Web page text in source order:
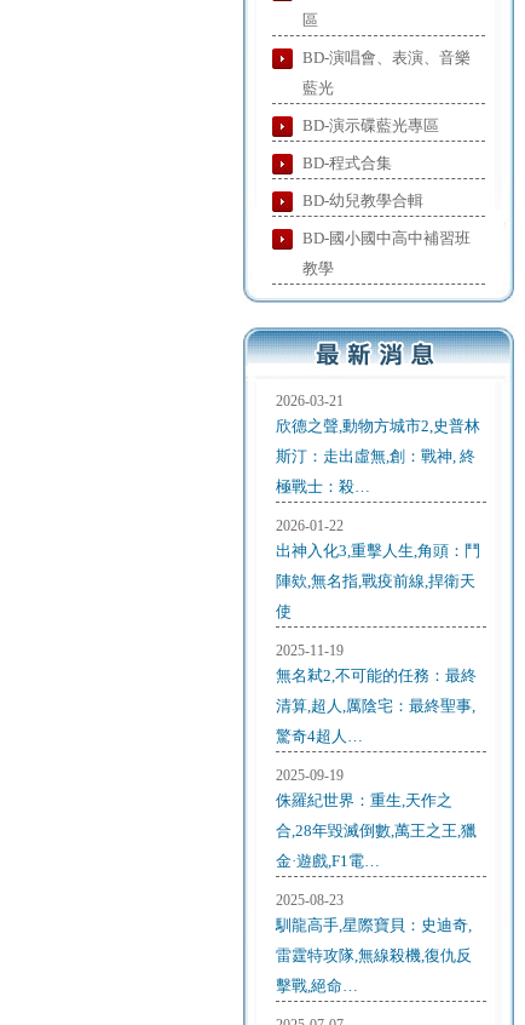
區
BD-演唱會、表演、音樂
藍光
BD-演示碟藍光專區
BD-程式合集
BD-幼兒教學合輯
BD-國小國中高中補習班
教學
2026-03-21
欣德之聲,動物方城市2,史普林
斯汀：走出虛無,創：戰神, 終
極戰士：殺…
2026-01-22
出神入化3,重擊人生,角頭：鬥
陣欸,無名指,戰疫前線,捍衛天
使
2025-11-19
無名弒2,不可能的任務：最終
清算,超人,厲陰宅：最終聖事,
驚奇4超人…
2025-09-19
侏羅紀世界：重生,天作之
合,28年毀滅倒數,萬王之王,獵
金·遊戲,F1電…
2025-08-23
馴龍高手,星際寶貝：史迪奇,
雷霆特攻隊,無線殺機,復仇反
擊戰,絕命…